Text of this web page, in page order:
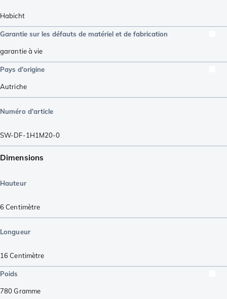
Habicht
Garantie sur les défauts de matériel et de fabrication
garantie à vie
Pays d'origine
Autriche
Numéro d'article
SW-DF-1H1M20-0
Dimensions
Hauteur
6Centimètre
Longueur
16Centimètre
Poids
780Gramme